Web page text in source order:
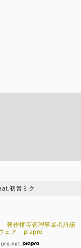
初音ミク
著作権等管理事業者許諾
ェア piapro